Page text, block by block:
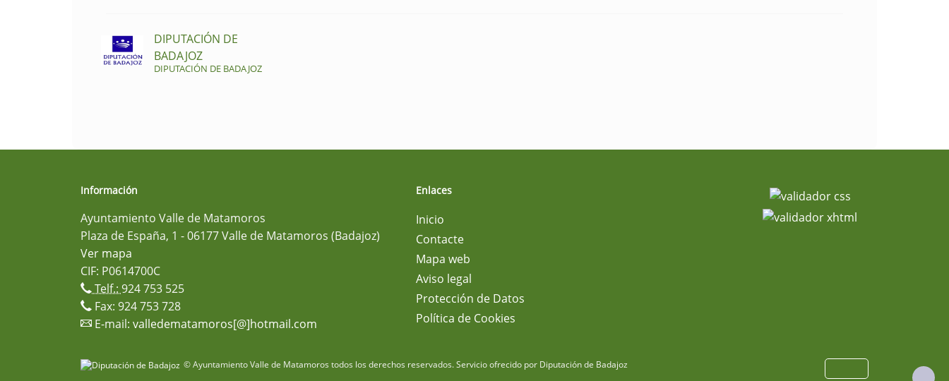
DIPUTACIÓN DE
BADAJOZ
DIPUTACIÓN DE BADAJOZ
Información
Ayuntamiento Valle de Matamoros
Plaza de España, 1 - 06177 Valle de Matamoros (Badajoz)
Ver mapa
CIF: P0614700C
Telf.:924 753 525
Fax: 924 753 728
E-mail: valledematamoros[@]hotmail.com
Enlaces
Inicio
Contacte
Mapa web
Aviso legal
Protección de Datos
Política de Cookies
© Ayuntamiento Valle de Matamoros todos los derechos reservados.Servicio ofrecido por Diputación de Badajoz